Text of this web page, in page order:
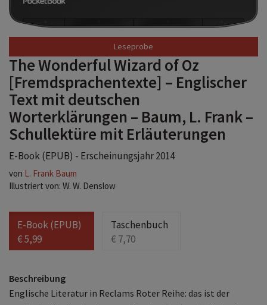
Leseprobe
The Wonderful Wizard of Oz
[Fremdsprachentexte] – Englischer
Text mit deutschen
Worterklärungen – Baum, L. Frank –
Schullektüre mit Erläuterungen
E-Book (EPUB) - Erscheinungsjahr 2014
von L. Frank Baum
Illustriert von: W. W. Denslow
E-Book (EPUB)
€ 5,99
Taschenbuch
€ 7,70
Beschreibung
Englische Literatur in Reclams Roter Reihe: das ist der